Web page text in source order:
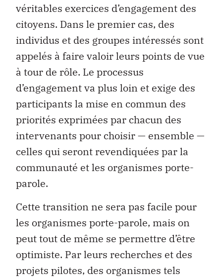
véritables exercices d’engagement des
citoyens. Dans le premier cas, des
individus et des groupes intéressés sont
appelés à faire valoir leurs points de vue
à tour de rôle. Le processus
d’engagement va plus loin et exige des
participants la mise en commun des
priorités exprimées par chacun des
intervenants pour choisir — ensemble —
celles qui seront revendiquées par la
communauté et les organismes porte-
parole.
Cette transition ne sera pas facile pour
les organismes porte-parole, mais on
peut tout de même se permettre d’être
optimiste. Par leurs recherches et des
projets pilotes, des organismes tels